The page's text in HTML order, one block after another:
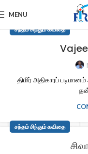
MENU
சந்தம் சிந்தும் கவிதை
திமிர் அதிகாரப்
சந்தம் சிந்தும் கவிதை